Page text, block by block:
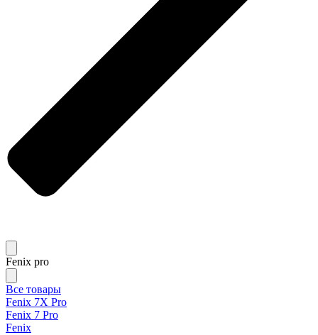
Fenix pro
Все товары
Fenix 7X Pro
Fenix 7 Pro
Fenix